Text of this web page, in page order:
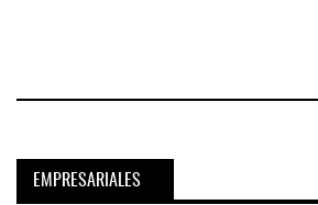
EMPRESARIALES